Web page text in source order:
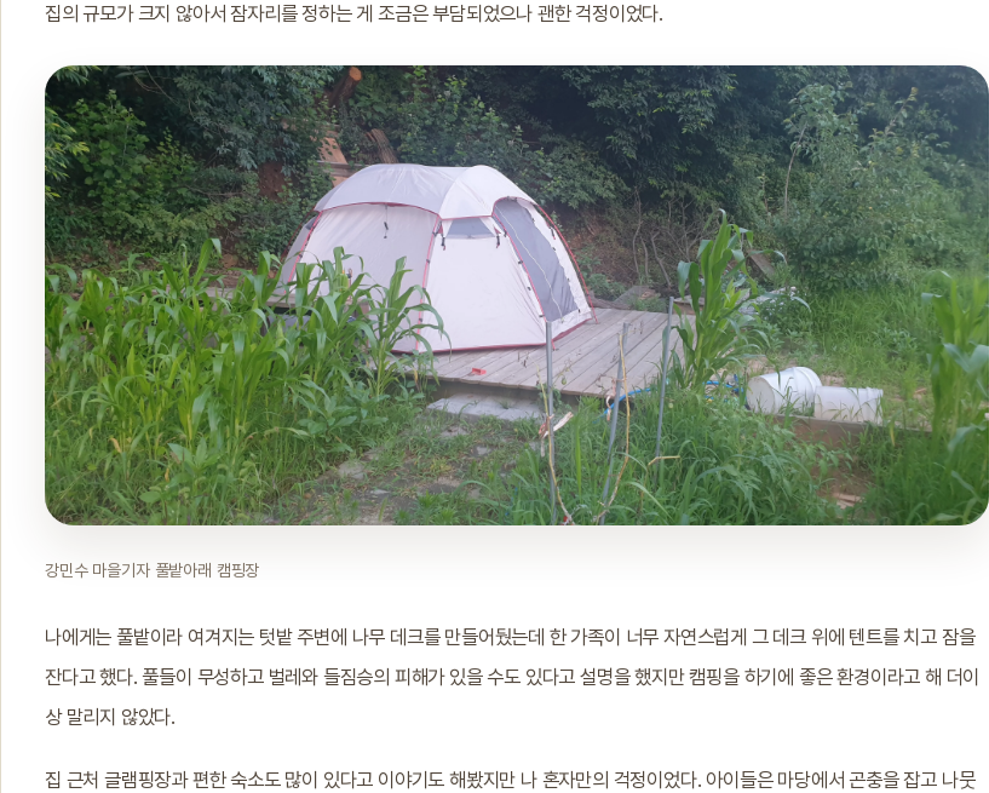
집의 규모가 크지 않아서 잠자리를 정하는 게 조금은 부담되었으나 괜한 걱정이었다.
강민수 마을기자 풀밭아래 캠핑장
나에게는 풀밭이라 여겨지는 텃밭 주변에 나무 데크를 만들어뒀는데 한 가족이 너무 자연스럽게 그 데크 위에 텐트를 치고 잠을
잔다고 했다. 풀들이 무성하고 벌레와 들짐승의 피해가 있을 수도 있다고 설명을 했지만 캠핑을 하기에 좋은 환경이라고 해 더이
상 말리지 않았다.
집 근처 글램핑장과 편한 숙소도 많이 있다고 이야기도 해봤지만 나 혼자만의 걱정이었다. 아이들은 마당에서 곤충을 잡고 나뭇